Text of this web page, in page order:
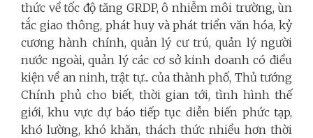
thức về tốc độ tăng GRDP, ô nhiễm môi trường, ùn
tắc giao thông, phát huy và phát triển văn hóa, kỷ
cương hành chính, quản lý cư trú, quản lý người
nước ngoài, quản lý các cơ sở kinh doanh có điều
kiện về an ninh, trật tự... của thành phố, Thủ tướng
Chính phủ cho biết, thời gian tới, tình hình thế
giới, khu vực dự báo tiếp tục diễn biến phức tạp,
khó lường, khó khăn, thách thức nhiều hơn thời